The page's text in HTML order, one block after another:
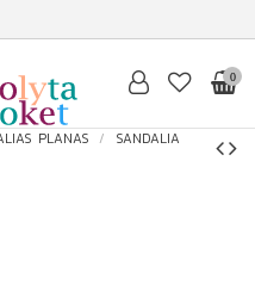
0
PLANAS
SANDALIA